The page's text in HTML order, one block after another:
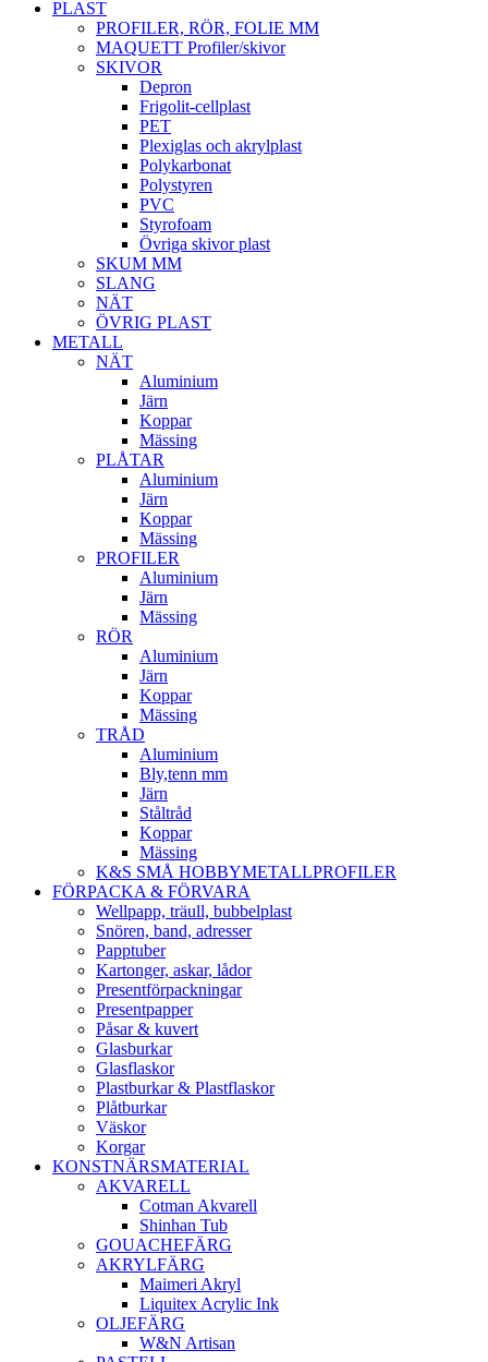
PLAST
PROFILER, RÖR, FOLIE MM
MAQUETT Profiler/skivor
SKIVOR
Depron
Frigolit-cellplast
PET
Plexiglas och akrylplast
Polykarbonat
Polystyren
PVC
Styrofoam
Övriga skivor plast
SKUM MM
SLANG
NÄT
ÖVRIG PLAST
METALL
NÄT
Aluminium
Järn
Koppar
Mässing
PLÅTAR
Aluminium
Järn
Koppar
Mässing
PROFILER
Aluminium
Järn
Mässing
RÖR
Aluminium
Järn
Koppar
Mässing
TRÅD
Aluminium
Bly,tenn mm
Järn
Ståltråd
Koppar
Mässing
K&S SMÅ HOBBYMETALLPROFILER
FÖRPACKA & FÖRVARA
Wellpapp, träull, bubbelplast
Snören, band, adresser
Papptuber
Kartonger, askar, lådor
Presentförpackningar
Presentpapper
Påsar & kuvert
Glasburkar
Glasflaskor
Plastburkar & Plastflaskor
Plåtburkar
Väskor
Korgar
KONSTNÄRSMATERIAL
AKVARELL
Cotman Akvarell
Shinhan Tub
GOUACHEFÄRG
AKRYLFÄRG
Maimeri Akryl
Liquitex Acrylic Ink
OLJEFÄRG
W&N Artisan